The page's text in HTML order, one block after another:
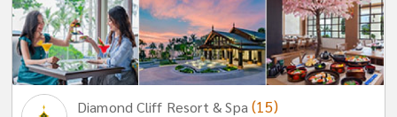
Diamond Cliff Resort & Spa(15)